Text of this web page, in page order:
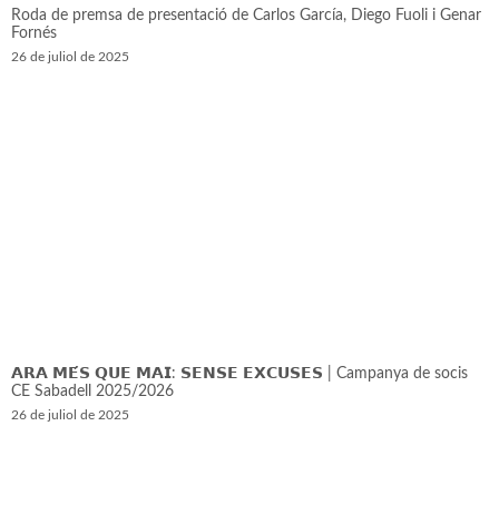
Roda de premsa de presentació de Carlos García, Diego Fuoli i Genar
Fornés
26 de juliol de 2025
𝗔𝗥𝗔 𝗠𝗘́𝗦 𝗤𝗨𝗘 𝗠𝗔𝗜: 𝗦𝗘𝗡𝗦𝗘 𝗘𝗫𝗖𝗨𝗦𝗘𝗦 | Campanya de socis
CE Sabadell 2025/2026
26 de juliol de 2025